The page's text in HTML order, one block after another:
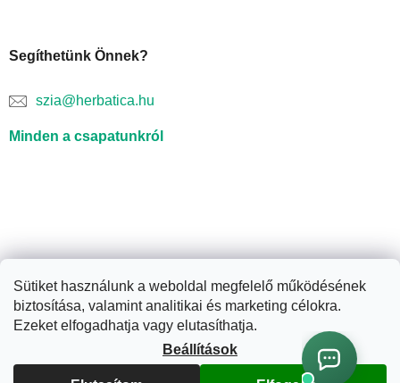
Sütiket használunk a weboldal megfelelő működésének
biztosítása, valamint analitikai és marketing célokra.
Ezeket elfogadhatja vagy elutasíthatja.
Beállítások
Segíthetünk Önnek?
szia@herbatica.hu
Minden a csapatunkról
Shoptet készítette
Copyright 2026Herbatica.hu. Minden jog fenntartva.Süti